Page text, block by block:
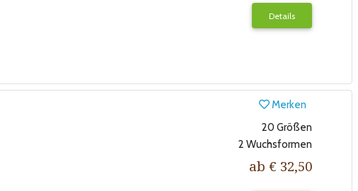
Details
Merken
20 Größen
2 Wuchsformen
ab € 32,50